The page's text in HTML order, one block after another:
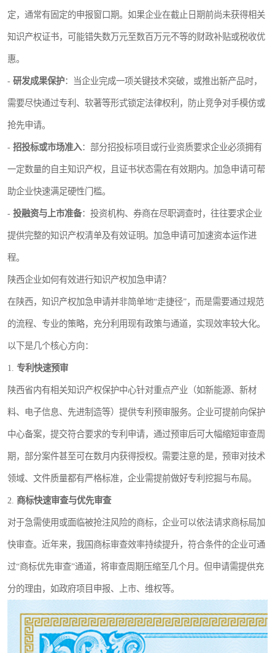
定，通常有固定的申报窗口期。如果企业在截止日期前尚未获得相关
知识产权证书，可能错失数万元至数百万元不等的财政补贴或税收优
惠。
- 研发成果保护：当企业完成一项关键技术突破，或推出新产品时，
需要尽快通过专利、软著等形式锁定法律权利，防止竞争对手模仿或
抢先申请。
- 招投标或市场准入：部分招投标项目或行业资质要求企业必须拥有
一定数量的自主知识产权，且证书状态需在有效期内。加急申请可帮
助企业快速满足硬性门槛。
- 投融资与上市准备：投资机构、券商在尽职调查时，往往要求企业
提供完整的知识产权清单及有效证明。加急申请可加速资本运作进
程。
陕西企业如何有效进行知识产权加急申请？
在陕西，知识产权加急申请并非简单地“走捷径”，而是需要通过规范
的流程、专业的策略，充分利用现有政策与通道，实现效率较大化。
以下是几个核心方向：
1. 专利快速预审
陕西省内有相关知识产权保护中心针对重点产业（如新能源、新材
料、电子信息、先进制造等）提供专利预审服务。企业可提前向保护
中心备案，提交符合要求的专利申请，通过预审后可大幅缩短审查周
期，部分案件甚至可在数月内获得授权。需要注意的是，预审对技术
领域、文件质量都有严格标准，企业需提前做好专利挖掘与布局。
2. 商标快速审查与优先审查
对于急需使用或面临被抢注风险的商标，企业可以依法请求商标局加
快审查。近年来，我国商标审查效率持续提升，符合条件的企业可通
过“商标优先审查”通道，将审查周期压缩至几个月。但申请需提供充
分的理由，如政府项目申报、上市、维权等。